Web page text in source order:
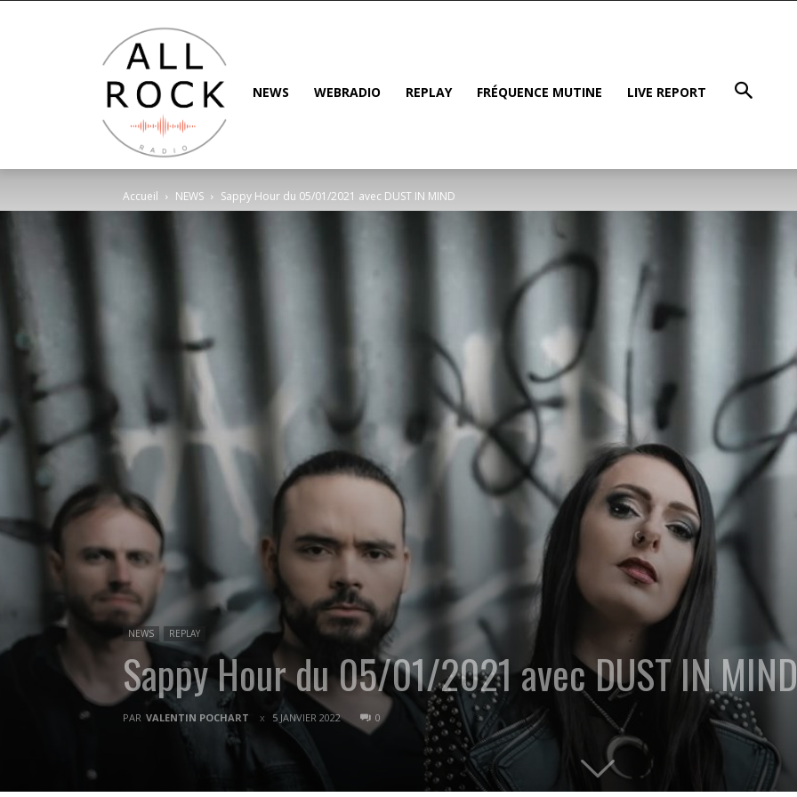
NEWS WEBRADIO REPLAY FRÉQUENCE MUTINE LIVE REPORT
Accueil NEWS Sappy Hour du 05/01/2021 avec DUST IN MIND
NEWS REPLAY
Sappy Hour du 05/01/2021 avec DUST IN MIND
PAR VALENTIN POCHART 5 JANVIER 2022 0